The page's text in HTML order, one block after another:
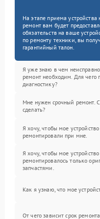
На этапе приема
ремонт вам будет
обязательств на ваше
по ремонту техники, вы
гарантийный талон.
Я уже знаю в чем
ремонт необходим. Для чего
диагностику?
Мне нужен срочный ремонт.
сделать?
Я хочу, чтобы мое устройство
ремонтировали при мне.
Я хочу, чтобы мое устройство
ремонтировалось только
запчастями.
Как я узнаю, что мое
От чего зависит срок